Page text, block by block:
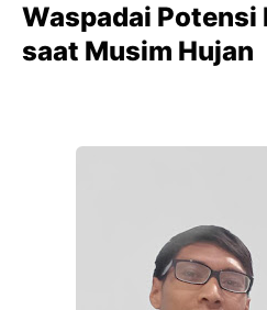
Waspadai Potensi
saat Musim Hujan